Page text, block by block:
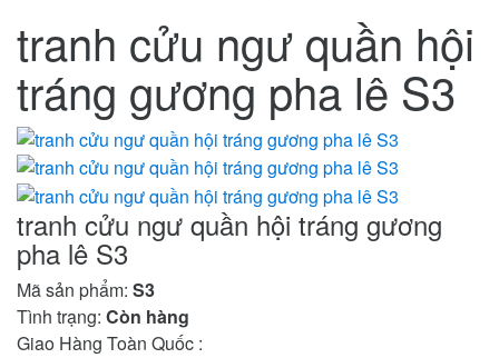
tranh cửu ngư quần hội
tráng gương pha lê S3
tranh cửu ngư quần hội tráng gương
pha lê S3
Mã sản phẩm: S3
Tình trạng: Còn hàng
Giao Hàng Toàn Quốc :